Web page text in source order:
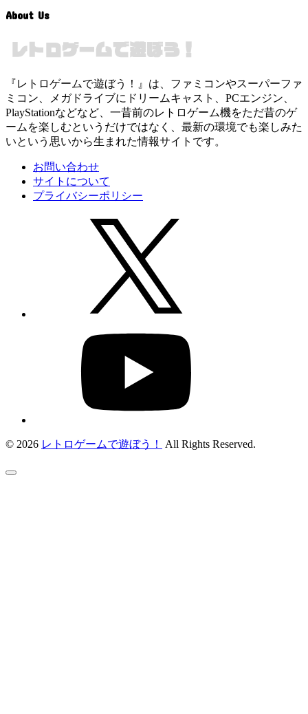
About Us
『レトロゲームで遊ぼう！』は、ファミコンやスーパーファ
ミコン、メガドライブにドリームキャスト、PCエンジン、
PlayStationなどなど、一昔前のレトロゲーム機をただ昔のゲ
ームを楽しむというだけではなく、最新の環境でも楽しみた
いという思いから生まれた情報サイトです。
お問い合わせ
サイトについて
プライバシーポリシー
© 2026 レトロゲームで遊ぼう！ All Rights Reserved.